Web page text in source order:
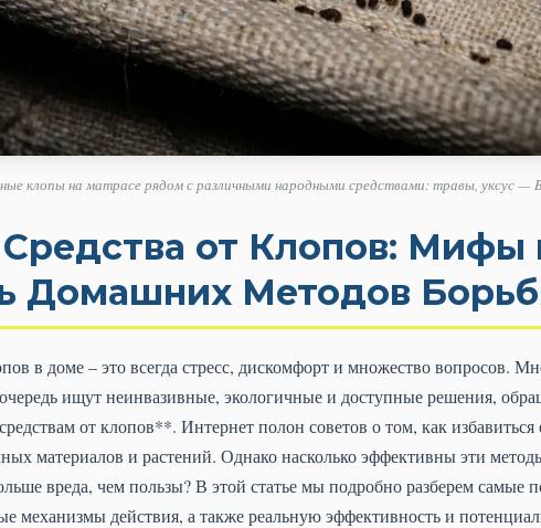
клопы на матрасе рядом с различными народными средствами: травы, уксус —
от Клопов: Мифы
Домашних Методов
в доме – это всегда стресс, дискомфорт и множество вопросов.
ищут неинвазивные, экологичные и доступные решения,
от клопов**. Интернет полон советов о том, как избавиться
материалов и растений. Однако насколько эффективны эти
вреда, чем пользы? В этой статье мы подробно разберем самые
механизмы действия, а также реальную эффективность и